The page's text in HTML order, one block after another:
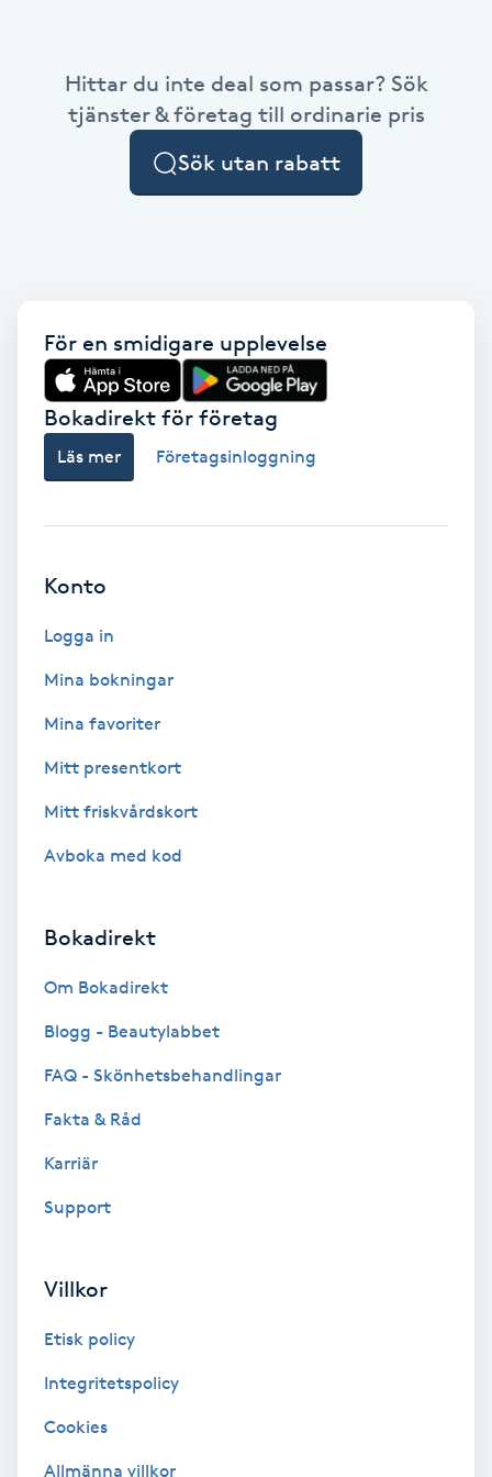
BIAB
Blowout
Bottenfärg
Brynformning
Brynfärgning
Bröllopsuppsättning
Celluliter
Coachning
Color correction
Cryoterapi
Damklippning
Diamantslipning
Enzympeeling
Extensions
Eyeliner-tatuering
Hittar du inte deal som passar? Sök
tjänster & företag till ordinarie pris
Sök utan rabatt
För en smidigare upplevelse
Bokadirekt för företag
Läs mer Företagsinloggning
Konto
Logga in
Mina bokningar
Mina favoriter
Mitt presentkort
Mitt friskvårdskort
Avboka med kod
Bokadirekt
Om Bokadirekt
Blogg - Beautylabbet
FAQ - Skönhetsbehandlingar
Fakta & Råd
Karriär
Support
Villkor
Etisk policy
Integritetspolicy
Cookies
Allmänna villkor